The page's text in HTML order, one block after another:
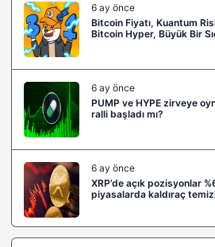
6 ay önce
Bitcoin Fiyatı, Kuantum
Bitcoin Hyper, Büyük Bir
6 ay önce
PUMP ve HYPE zirveye
ralli başladı mı?
6 ay önce
XRP’de açık pozisyonlar
piyasalarda kaldıraç